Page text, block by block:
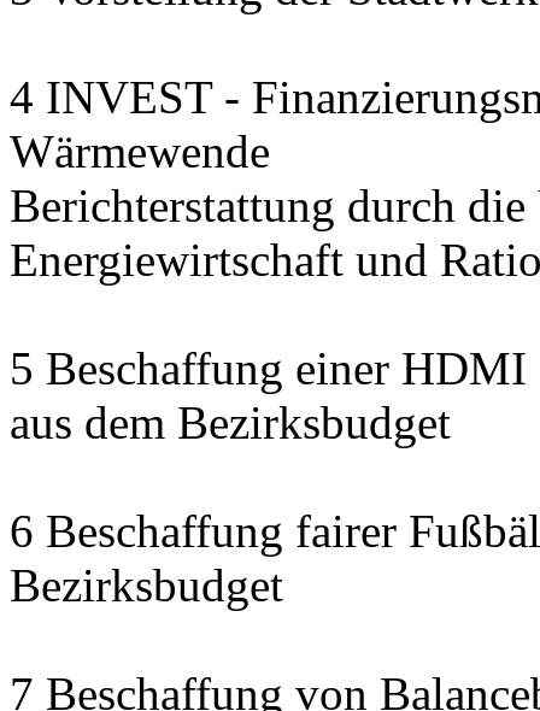
4 INVEST -
Wärmewende
Berichterstattung durch
Energiewirtschaft und
5 Beschaffung einer
aus dem Bezirksbudget
6 Beschaffung fairer
Bezirksbudget
7 Beschaffung von